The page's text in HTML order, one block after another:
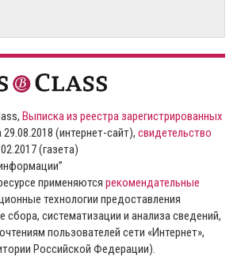
Выписка из реестра зарегистрированных
(интернет-сайт), свидетельство
(газета)
применяются рекомендательные
технологии предоставления
систематизации и анализа сведений,
пользователей сети «Интернет»,
Российской Федерации).